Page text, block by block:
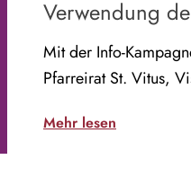
Verwendung
Mit der Info-
Pfarreirat St. Vitus,
Mehr lesen